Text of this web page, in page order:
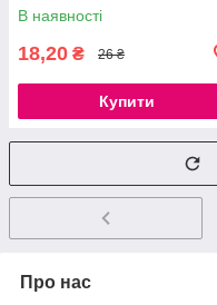
В наявності
18,20 ₴ 26 ₴
Купити
Про нас